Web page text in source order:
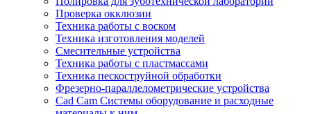
Проверка окклюзии
Техника работы с воском
Техника изготовления моделей
Смесительные устройства
Техника работы с пластмассами
Техника пескоструйной обработки
Фрезерно-параллелометрические устройства
Cad Cam Системы оборудование и расходные